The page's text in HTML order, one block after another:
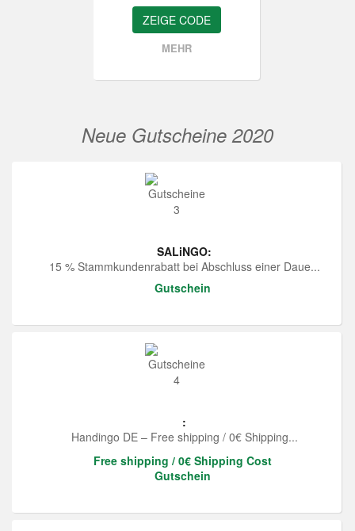
ZEIGE CODE
MEHR
Neue Gutscheine 2020
SALiNGO:
15 % Stammkundenrabatt bei Abschluss einer Daue...
Gutschein
:
Handingo DE – Free shipping / 0€ Shipping...
Free shipping / 0€ Shipping Cost
Gutschein